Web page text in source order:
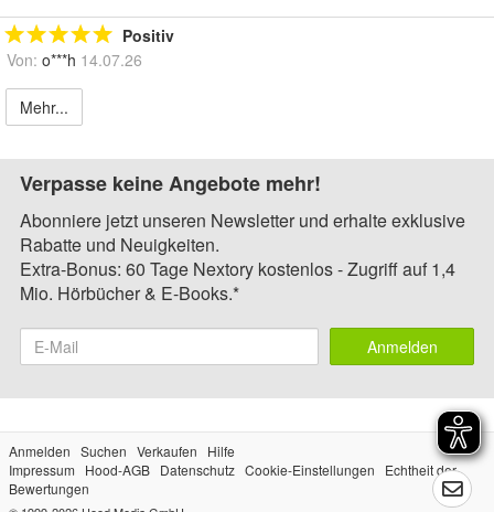
Positiv
Von: o***h 14.07.26
Mehr...
Verpasse keine Angebote mehr!
Abonniere jetzt unseren Newsletter und erhalte exklusive
Rabatte und Neuigkeiten.
Extra-Bonus: 60 Tage Nextory kostenlos - Zugriff auf 1,4
Mio. Hörbücher & E-Books.*
Anmelden
Anmelden Suchen Verkaufen
Hilfe
Impressum
Hood-AGB Datenschutz Cookie-Einstellungen
Echtheit der
Bewertungen